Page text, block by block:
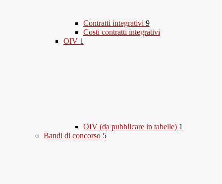
Contratti integrativi 9
Costi contratti integrativi
OIV 1
OIV (da pubblicare in tabelle) 1
Bandi di concorso 5